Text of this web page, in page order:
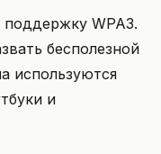
WPA3.
бесполезной
используются
и